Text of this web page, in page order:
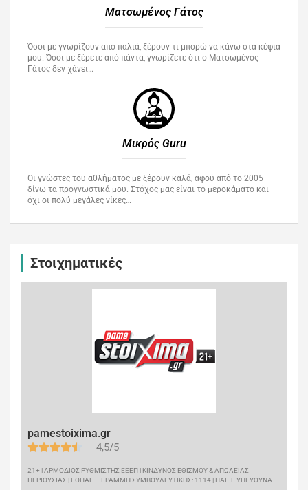
Ματσωμένος Γάτος​
Όσοι με γνωρίζουν από παλιά, ξέρουν τι μπορώ να κάνω στα κέφια
μου. Όσοι με ξέρετε από πάντα, γνωρίζετε ότι ο Ματσωμένος
Γάτος δεν χάνει…
Μικρός Guru​
Οι γνώστες του αθλήματος με ξέρουν καλά, αφού από το 2005
δίνω τα προγνωστικά μου. Στόχος μας είναι το μεροκάματο και
όχι οι πολύ μεγάλες νίκες…
Στοιχηματικές
pamestoixima.gr
4,5/5
21+ | ΑΡΜΟΔΙΟΣ ΡΥΘΜΙΣΤΗΣ ΕΕΕΠ | ΚΙΝΔΥΝΟΣ ΕΘΙΣΜΟΥ & ΑΠΩΛΕΙΑΣ
ΠΕΡΙΟΥΣΙΑΣ | ΕΟΠΑΕ – ΓΡΑΜΜΗ ΣΥΜΒΟΥΛΕΥΤΙΚΗΣ: 1114 | ΠΑΙΞΕ ΥΠΕΥΘΥΝΑ